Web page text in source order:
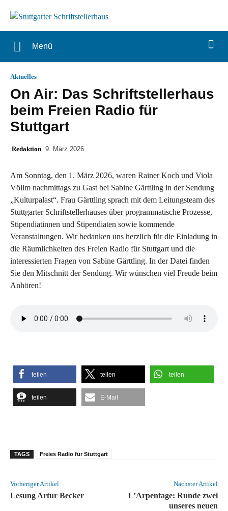
Menü
Aktuelles
On Air: Das Schriftstellerhaus
beim Freien Radio für
Stuttgart
Redaktion 9. März 2026
Am Sonntag, den 1. März 2026, waren Rainer Koch und Viola
Völlm nachmittags zu Gast bei Sabine Gärttling in der Sendung
„Kulturpalast“. Frau Gärttling sprach mit dem Leitungsteam des
Stuttgarter Schriftstellerhauses über programmatische Prozesse,
Stipendiatinnen und Stipendiaten sowie kommende
Veranstaltungen. Wir bedanken uns herzlich für die Einladung in
die Räumlichkeiten des Freien Radio für Stuttgart und die
interessierten Fragen von Sabine Gärttling. In der Datei finden
Sie den Mitschnitt der Sendung. Wir wünschen viel Freude beim
Anhören!
teilen teilen teilen
teilen E-Mail
TAGS Freies Radio für Stuttgart
Vorheriger Artikel
Lesung Artur Becker
Nächster Artikel
L’Arpentage: Runde zwei
unseres neuen